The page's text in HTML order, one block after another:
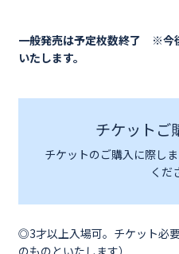
一般発売は予定枚数終了 ※今
いたします。
チケットご
チケットのご購入に際し
くだ
◎3才以上入場可。チケット必